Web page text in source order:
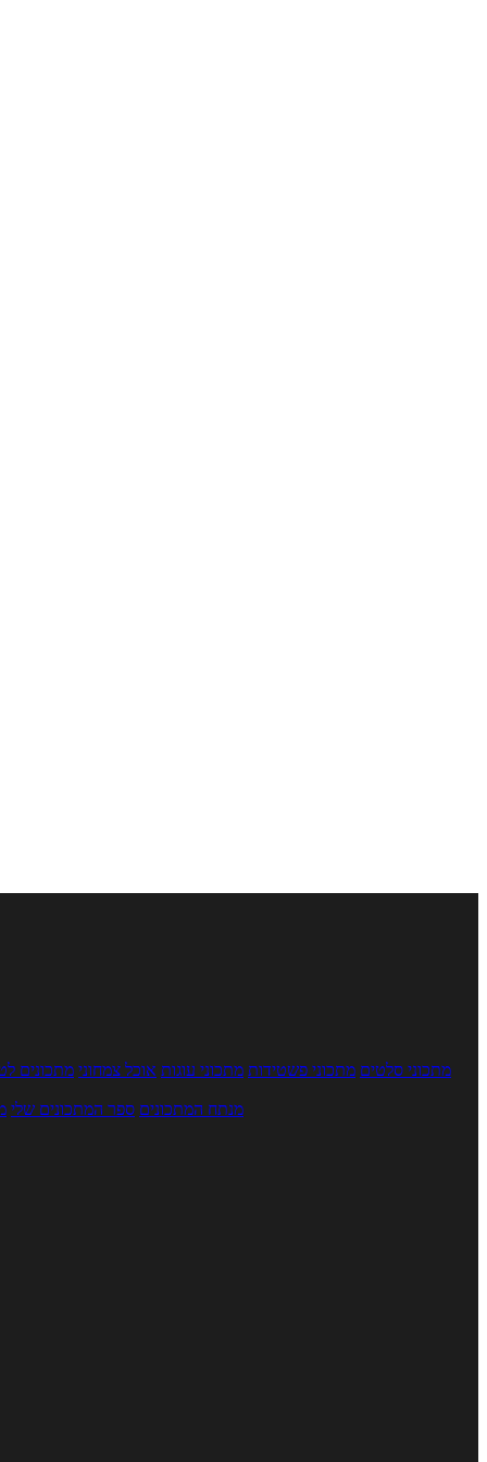
מתכוני סלטים מתכוני פשטידות מתכוני עוגות אוכל צמחוני מתכונים
מנתח המתכונים ספר המתכונים שלי